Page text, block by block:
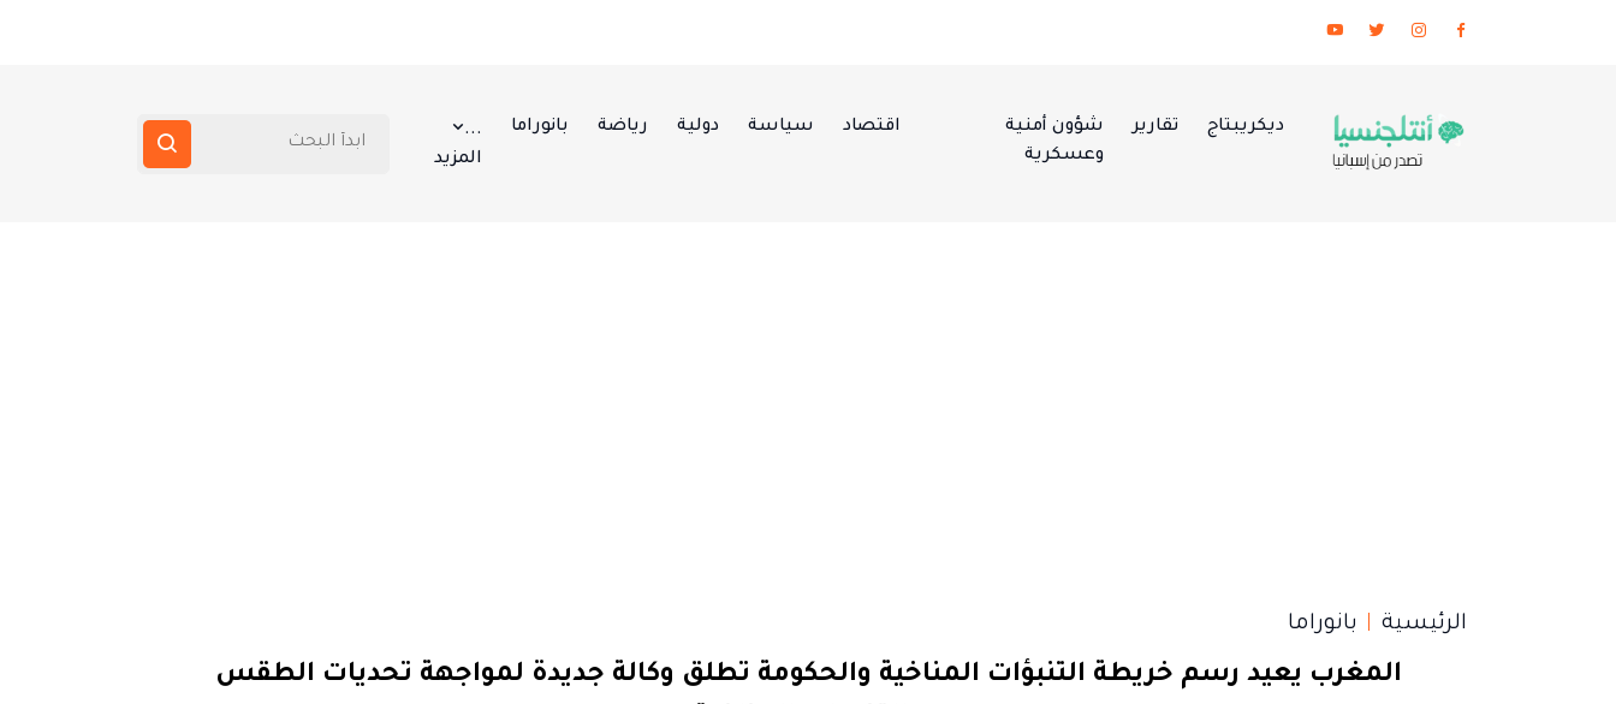
ديكريبتاج تقارير
شؤون أمنية
وعسكرية
اقتصاد سياسة دولية رياضة بانوراما
...
المزيد
الرئيسية بانوراما
المغرب يعيد رسم خريطة التنبؤات المناخية والحكومة تطلق وكالة جديدة لمواجهة تحديات الطقس